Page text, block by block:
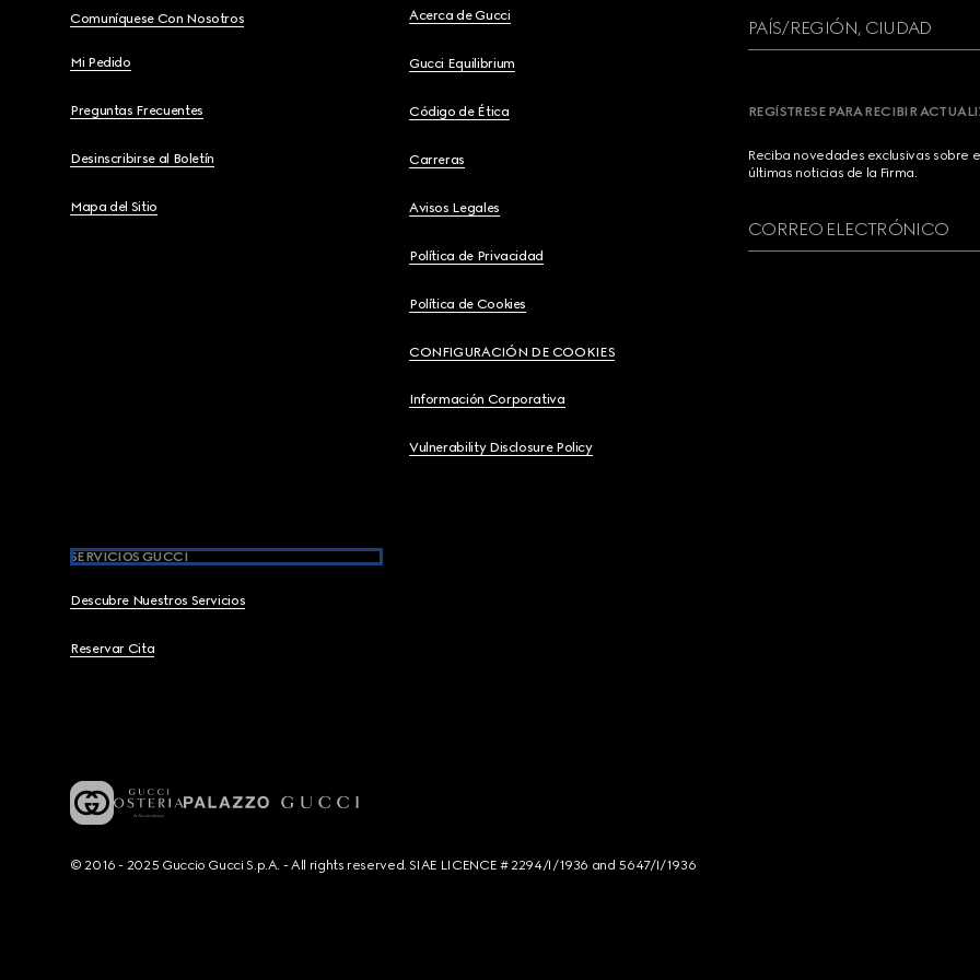
Comuníquese Con Nosotros
Mi Pedido
Preguntas Frecuentes
Desinscribirse al Boletín
Mapa del Sitio
Acerca de Gucci
Gucci Equilibrium
Código de Ética
Carreras
Avisos Legales
Política de Privacidad
Política de Cookies
CONFIGURACIÓN DE COOKIES
Información Corporativa
Vulnerability Disclosure Policy
SERVICIOS GUCCI
Descubre Nuestros Servicios
Reservar Cita
PAÍS/REGIÓN, CIUDAD
REGÍSTRESE PARA RECIBIR
Reciba novedades exclusivas sobre
últimas noticias de la Firma.
CORREO ELECTRÓNICO
© 2016 - 2025 Guccio Gucci S.p.A. - All rights reserved. SIAE LICENCE # 2294/I/1936 and 5647/I/1936